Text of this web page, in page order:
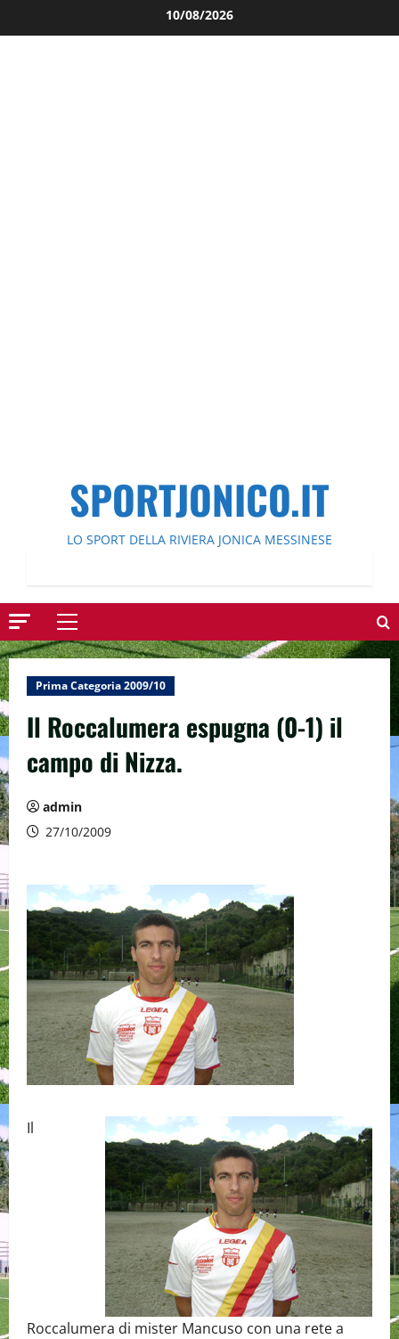
al
10/08/2026
SPORTJONICO.IT
LO SPORT DELLA RIVIERA JONICA MESSINESE
Menu
principale
Prima Categoria 2009/10
Il Roccalumera espugna (0-1) il
campo di Nizza.
admin
27/10/2009
Il
Roccalumera di mister Mancuso con una rete a